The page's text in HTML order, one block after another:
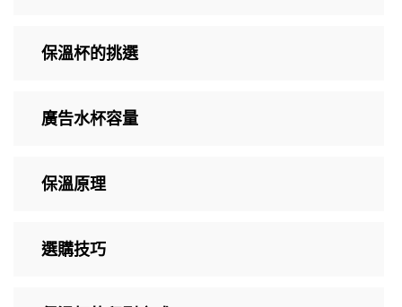
保溫杯的挑選
廣告水杯容量
保溫原理
選購技巧